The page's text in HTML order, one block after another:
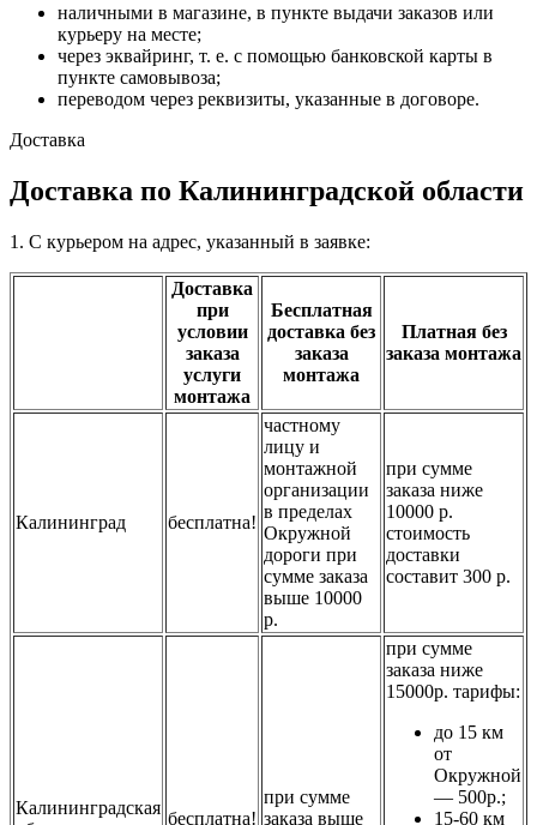
наличными в магазине, в пункте выдачи заказов или
курьеру на месте;
через эквайринг, т. е. с помощью банковской карты в
пункте самовывоза;
переводом через реквизиты, указанные в договоре.
Доставка
Доставка по Калининградской области
1. С курьером на адрес, указанный в заявке:
Доставка
при
условии
заказа
услуги
монтажа
Бесплатная
доставка без
заказа
монтажа
Платная без
заказа монтажа
Калининград бесплатна!
частному
лицу и
монтажной
организации
в пределах
Окружной
дороги при
сумме заказа
выше 10000
р.
при сумме
заказа ниже
10000 р.
стоимость
доставки
составит 300 р.
Калининградская
бесплатна!
при сумме
заказа выше
при сумме
заказа ниже
15000р. тарифы:
до 15 км
от
Окружной
— 500р.;
15-60 км